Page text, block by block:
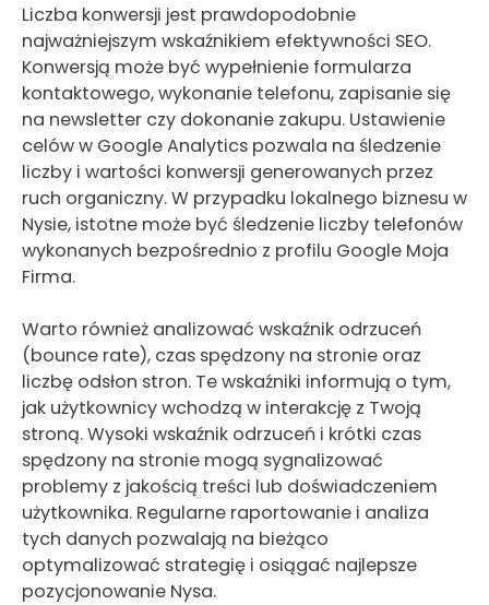
Liczba konwersji jest prawdopodobnie
najważniejszym wskaźnikiem efektywności SEO.
Konwersją może być wypełnienie formularza
kontaktowego, wykonanie telefonu, zapisanie się
na newsletter czy dokonanie zakupu. Ustawienie
celów w Google Analytics pozwala na śledzenie
liczby i wartości konwersji generowanych przez
ruch organiczny. W przypadku lokalnego biznesu w
Nysie, istotne może być śledzenie liczby telefonów
wykonanych bezpośrednio z profilu Google Moja
Firma.
Warto również analizować wskaźnik odrzuceń
(bounce rate), czas spędzony na stronie oraz
liczbę odsłon stron. Te wskaźniki informują o tym,
jak użytkownicy wchodzą w interakcję z Twoją
stroną. Wysoki wskaźnik odrzuceń i krótki czas
spędzony na stronie mogą sygnalizować
problemy z jakością treści lub doświadczeniem
użytkownika. Regularne raportowanie i analiza
tych danych pozwalają na bieżąco
optymalizować strategię i osiągać najlepsze
pozycjonowanie Nysa.